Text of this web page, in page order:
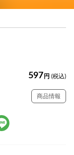
597 円 (税込)
商品情報